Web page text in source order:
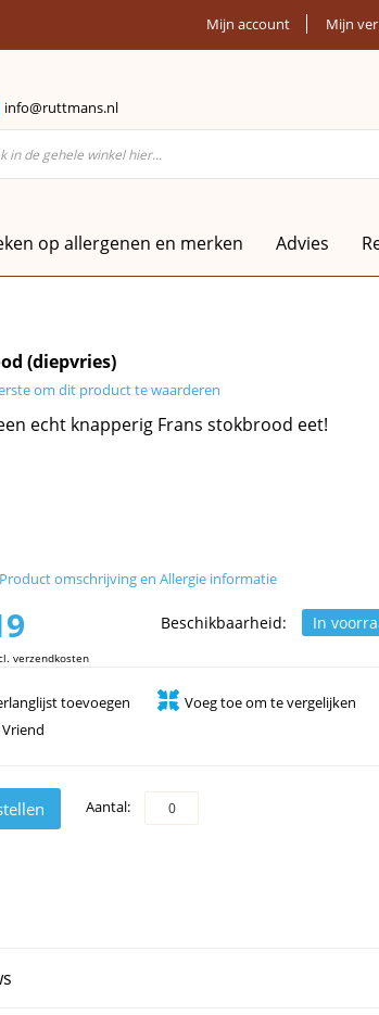
Mijn account Mijn
info@ruttmans.nl
op allergenen en merken Advies
(diepvries)
om dit product te waarderen
echt knapperig Frans stokbrood eet!
Product omschrijving en Allergie informatie
Beschikbaarheid: In
verzendkosten
toevoegen
Voeg toe om te vergelijken
Aantal: